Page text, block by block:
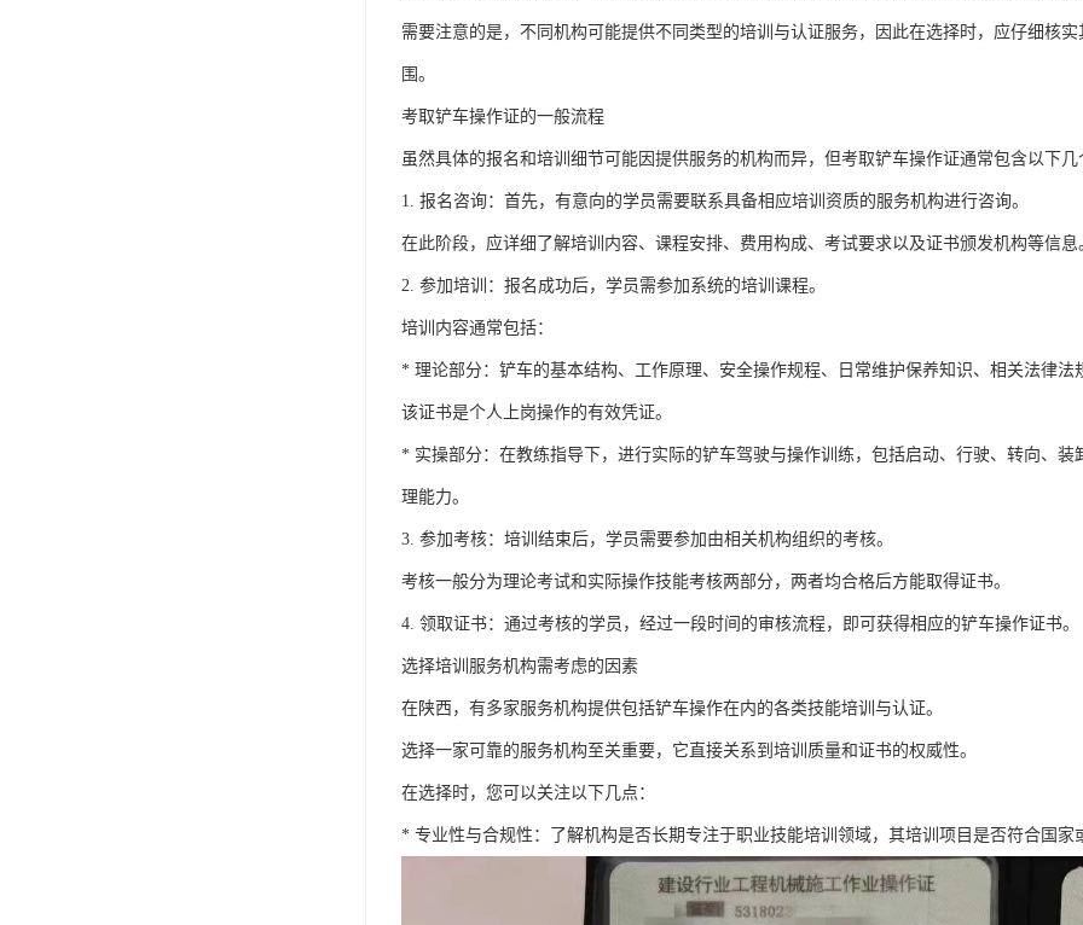
需要注意的是，不同机构可能提供不同类型的培训与认证服务，因此在选择时，应仔细核
围。
考取铲车操作证的一般流程
虽然具体的报名和培训细节可能因提供服务的机构而异，但考取铲车操作证通常包含以下
1. 报名咨询：首先，有意向的学员需要联系具备相应培训资质的服务机构进行咨询。
在此阶段，应详细了解培训内容、课程安排、费用构成、考试要求以及证书颁发机构等信息
2. 参加培训：报名成功后，学员需参加系统的培训课程。
培训内容通常包括：
* 理论部分：铲车的基本结构、工作原理、安全操作规程、日常维护保养知识、相关法律法
该证书是个人上岗操作的有效凭证。
* 实操部分：在教练指导下，进行实际的铲车驾驶与操作训练，包括启动、行驶、转向、
理能力。
3. 参加考核：培训结束后，学员需要参加由相关机构组织的考核。
考核一般分为理论考试和实际操作技能考核两部分，两者均合格后方能取得证书。
4. 领取证书：通过考核的学员，经过一段时间的审核流程，即可获得相应的铲车操作证书。
选择培训服务机构需考虑的因素
在陕西，有多家服务机构提供包括铲车操作在内的各类技能培训与认证。
选择一家可靠的服务机构至关重要，它直接关系到培训质量和证书的权威性。
在选择时，您可以关注以下几点：
* 专业性与合规性：了解机构是否长期专注于职业技能培训领域，其培训项目是否符合国家